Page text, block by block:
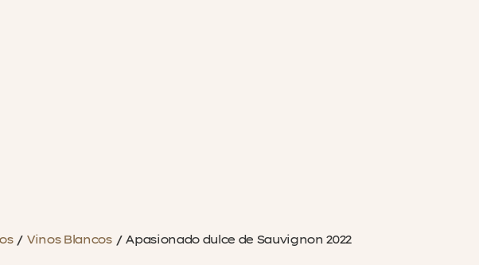
/ Vinos Blancos / Apasionado dulce de Sauvignon 2022